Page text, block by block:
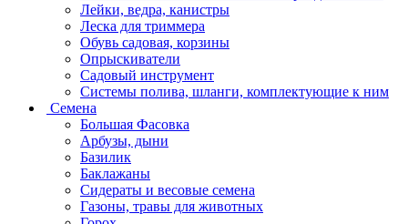
Лейки, ведра, канистры
Леска для триммера
Обувь садовая, корзины
Опрыскиватели
Садовый инструмент
Системы полива, шланги, комплектующие к ним
Семена
Большая Фасовка
Арбузы, дыни
Базилик
Баклажаны
Сидераты и весовые семена
Газоны, травы для животных